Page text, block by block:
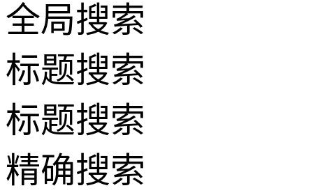
全局搜索
标题搜索
标题搜索
精确搜索